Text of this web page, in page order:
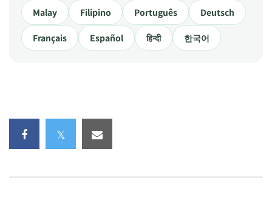
Malay Filipino Português Deutsch
Français Español हिन्दी 한국어